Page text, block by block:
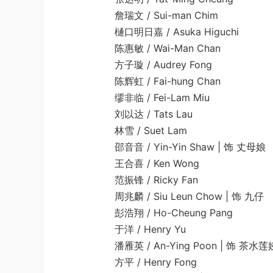
詹瑞文 / Sui-man Chim
樋口明日嘉 / Asuka Higuchi
陈惠敏 / Wai-Man Chan
方子璇 / Audrey Fong
陈辉虹 / Fai-hung Chan
缪非临 / Fei-Lam Miu
刘以达 / Tats Lau
林雪 / Suet Lam
邵音音 / Yin-Yin Shaw | 饰 丈母娘
王合喜 / Ken Wong
范振锋 / Ricky Fan
周兆麟 / Siu Leun Chow | 饰 九仔
彭浩翔 / Ho-Cheung Pang
于洋 / Henry Yu
潘雁英 / An-Ying Poon | 饰 茶水莲
方平 / Henry Fong